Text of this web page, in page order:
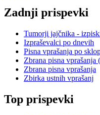
Zadnji prispevki
Tumorji jajčnika -
Izpraševalci po dnevih
Pisna vprašanja po
Zbrana pisna vprašanja
Zbrana pisna vprašanja
Zbirka ustnih vprašanj
Top prispevki